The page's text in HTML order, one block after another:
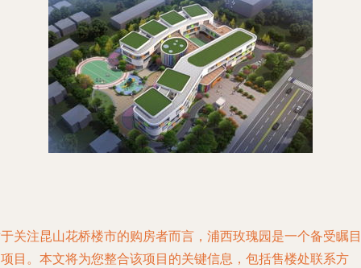
关注昆山花桥楼市的购房者而言，浦西玫瑰园是一个备受瞩目
目。本文将为您整合该项目的关键信息，包括售楼处联系方